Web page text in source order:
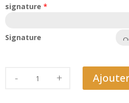
signature *
Signature